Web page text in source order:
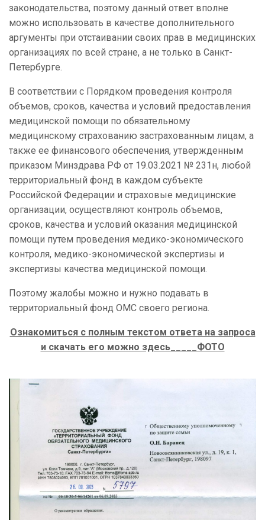
законодательства, поэтому данный ответ вполне
можно использовать в качестве дополнительного
аргументы при отстаивании своих прав в медицинских
организациях по всей стране, а не только в Санкт-
Петербурге.
В соответствии с Порядком проведения контроля
объемов, сроков, качества и условий предоставления
медицинской помощи по обязательному
медицинскому страхованию застрахованным лицам, а
также ее финансового обеспечения, утвержденным
приказом Минздрава РФ от 19.03.2021 № 231н, любой
территориальный фонд в каждом субъекте
Российской Федерации и страховые медицинские
организации, осуществляют контроль объемов,
сроков, качества и условий оказания медицинской
помощи путем проведения медико-экономического
контроля, медико-экономической экспертизы и
экспертизы качества медицинской помощи.
Поэтому жалобы можно и нужно подавать в
территориальный фонд ОМС своего региона.
Ознакомиться с полным текстом ответа на запроса
и скачать его можно здесь_____ФОТО